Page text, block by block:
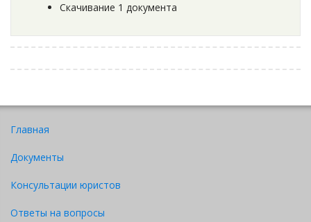
Скачивание 1 документа
Главная
Документы
Консультации юристов
Ответы на вопросы